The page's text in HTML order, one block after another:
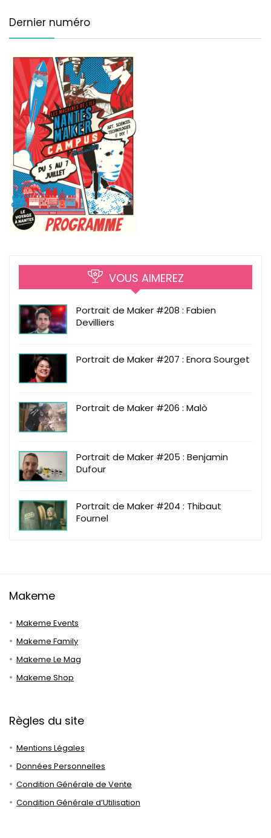
Dernier numéro
VOUS AIMEREZ
Portrait de Maker #208 : Fabien
Devilliers
Portrait de Maker #207 : Enora Sourget
Portrait de Maker #206 : Malò
Portrait de Maker #205 : Benjamin
Dufour
Portrait de Maker #204 : Thibaut
Fournel
Makeme
Makeme Events
Makeme Family
Makeme Le Mag
Makeme Shop
Règles du site
Mentions Légales
Données Personnelles
Condition Générale de Vente
Condition Générale d’Utilisation